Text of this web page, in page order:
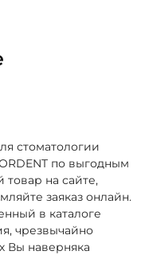
стоматологии
по выгодным
на сайте,
заяказ онлайн.
в каталоге
чрезвычайно
Вы наверняка